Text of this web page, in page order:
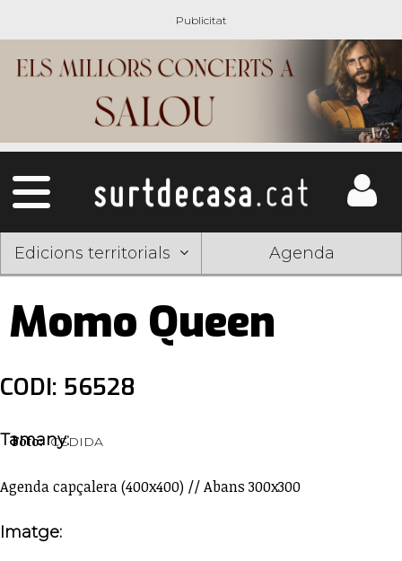
Edicions territorials Agenda
Momo Queen
CODI: 56528
Foto: CEDIDA
Tamany:
Agenda capçalera (400x400) // Abans 300x300
Imatge: